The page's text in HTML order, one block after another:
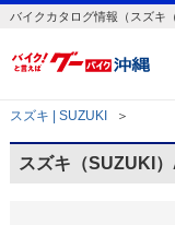
バイクカタログ情報（スズキ
スズキ | SUZUKI ＞
スズキ（SUZUKI